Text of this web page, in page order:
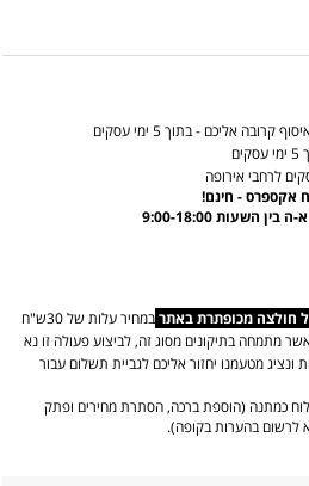
אליכם - בתוך 5 ימי עסקים
השעות 9:00-18:00
חולצה מכופתרת באתר
במחיר עלות של 30ש"ח
מתמחה בתיקונים מסוג זה, לביצוע פעולה זו נא
מטעמנו יחזור אליכם לגביית תשלום עבור
כמתנה (הוספת ברכה, הסתרת מחירים ופתק
לרשום בהערות בקופה).